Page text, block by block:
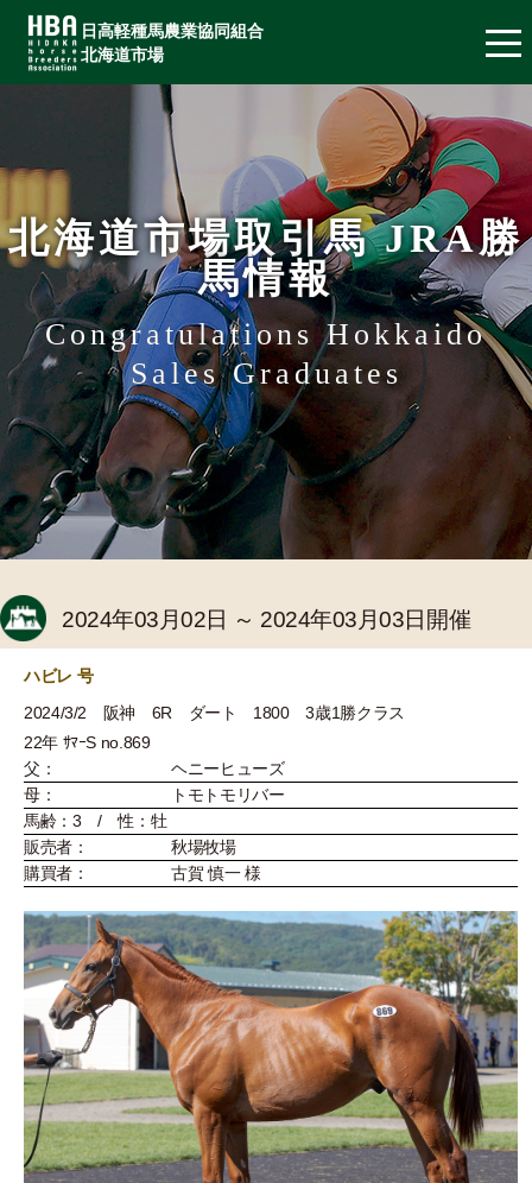
日高軽種馬農業協同組合
北海道市場
北海道市場取引馬 JRA勝
馬情報
Congratulations Hokkaido
Sales Graduates
2024年03月02日 ～ 2024年03月03日開催
ハビレ 号
2024/3/2 阪神 6R ダート 1800 3歳1勝クラス
22年 ｻﾏｰS no.869
父：
ヘニーヒューズ
母：
トモトモリバー
馬齢：3 / 性：牡
販売者：
秋場牧場
購買者：
古賀 慎一 様